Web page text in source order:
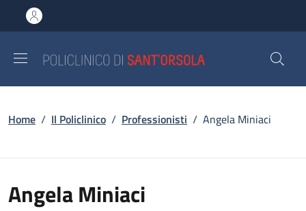
al contenuto principale
to footer content
Briciole di pane
Home / Il Policlinico / Professionisti / Angela Miniaci
Angela Miniaci